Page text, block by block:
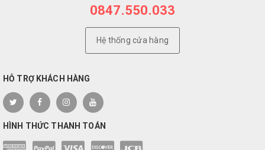
0847.550.033
Hệ thống cửa hàng
HỖ TRỢ KHÁCH HÀNG
HÌNH THỨC THANH TOÁN